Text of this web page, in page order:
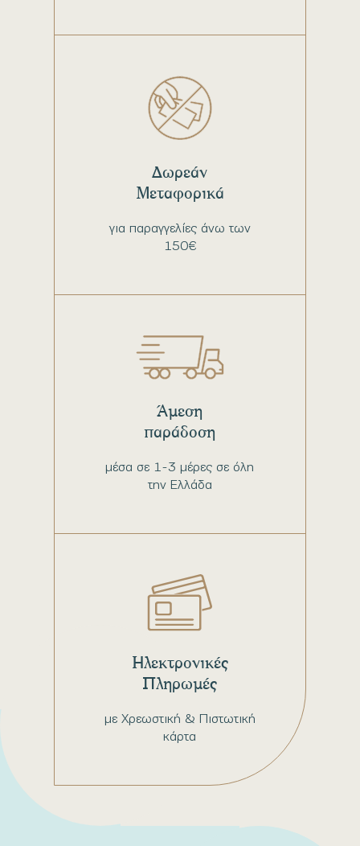
για παραγγελίες άνω των
150€
Δωρεάν
Μεταφορικά
μέσα σε 1-3 μέρες σε όλη
την Ελλάδα
Άμεση
παράδοση
με Χρεωστική & Πιστωτική
κάρτα
Ηλεκτρονικές
Πληρωμές